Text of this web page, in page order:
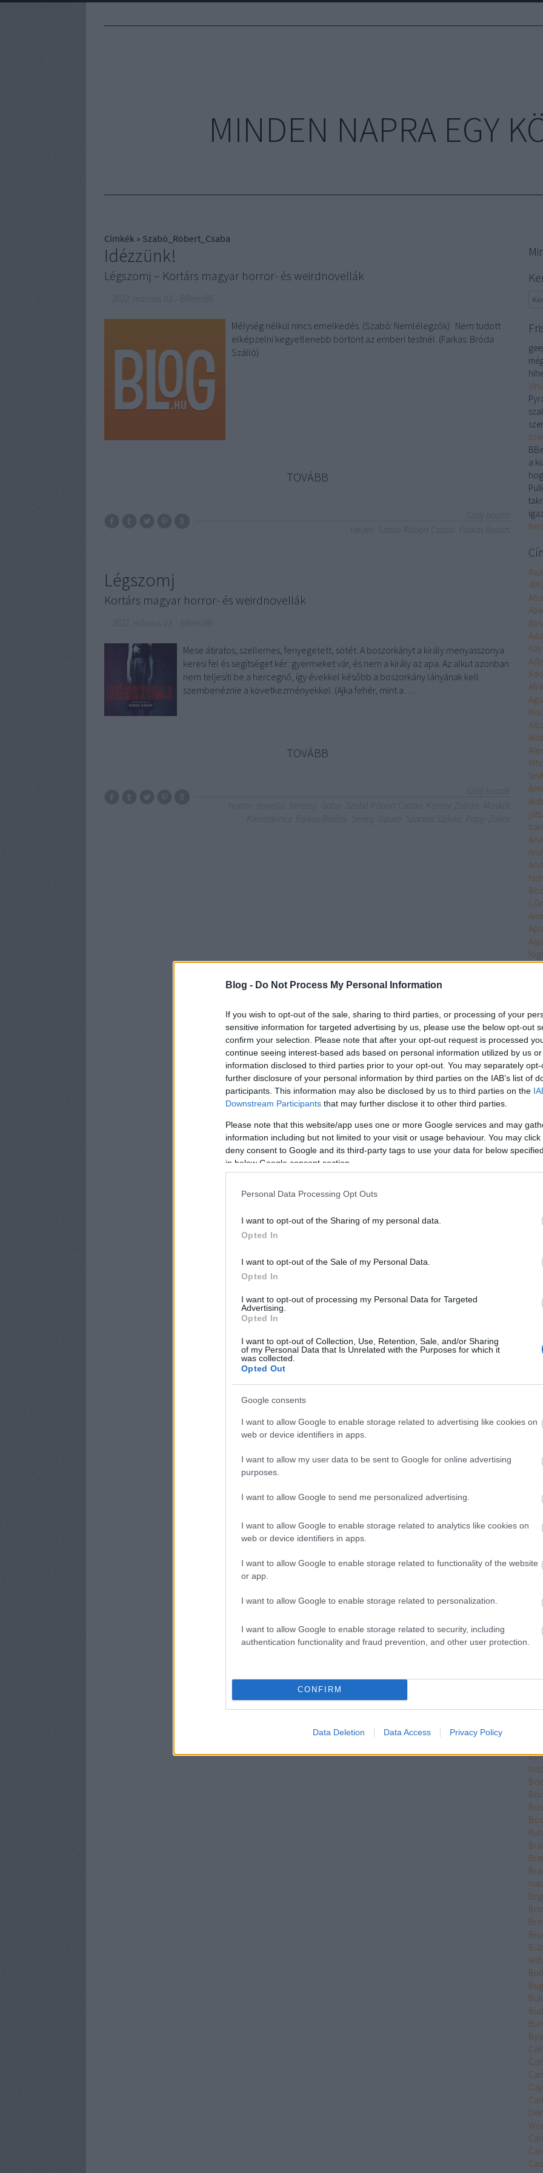
Blog - Do Not Process My Personal Information
If you wish to opt-out of the sale, sharing to third parties, or processing of your
sensitive information for targeted advertising by us, please use the below opt-out
confirm your selection. Please note that after your opt-out request is processed
continue seeing interest-based ads based on personal information utilized by us
information disclosed to third parties prior to your opt-out. You may separately
further disclosure of your personal information by third parties on the IAB’s list of
participants. This information may also be disclosed by us to third parties on the
Downstream Participants that may further disclose it to other third parties.
Please note that this website/app uses one or more Google services and may
information including but not limited to your visit or usage behaviour. You may
deny consent to Google and its third-party tags to use your data for below
in below Google consent section.
Personal Data Processing Opt Outs
I want to opt-out of the Sharing of my personal data.
Opted In
I want to opt-out of the Sale of my Personal Data.
Opted In
I want to opt-out of processing my Personal Data for Targeted
Advertising.
Opted In
I want to opt-out of Collection, Use, Retention, Sale, and/or Sharing
of my Personal Data that Is Unrelated with the Purposes for which it
was collected.
Opted Out
Google consents
I want to allow Google to enable storage related to advertising like cookies on
web or device identifiers in apps.
I want to allow my user data to be sent to Google for online advertising
purposes.
I want to allow Google to send me personalized advertising.
I want to allow Google to enable storage related to analytics like cookies on
web or device identifiers in apps.
I want to allow Google to enable storage related to functionality of the website
or app.
I want to allow Google to enable storage related to personalization.
I want to allow Google to enable storage related to security, including
authentication functionality and fraud prevention, and other user protection.
CONFIRM
Data Deletion Data Access Privacy Policy
MINDEN NAPRA EGY
Címkék » Szabó_Róbert_Csaba
Idézzünk!
Légszomj – Kortárs magyar horror- és weirdnovellák
Mélység nélkül nincs emelkedés. (Szabó: Nemlélegzők) Nem tudott
elképzelni kegyetlenebb börtönt az emberi testnél. (Farkas: Bróda
Szálló)
TOVÁBB
Légszomj
Kortárs magyar horror- és weirdnovellák
Mese átiratos, szellemes, fenyegetett, sötét. A boszorkányt a király menyasszonya
keresi fel és segítséget kér: gyermeket vár, és nem a király az apa. Az alkut azonban
nem teljesíti be a hercegnő, így évekkel később a boszorkány lányának kell
szembenéznie a következményekkel. (Ajka fehér, mint a…
TOVÁBB
a
Kay
Awad
A